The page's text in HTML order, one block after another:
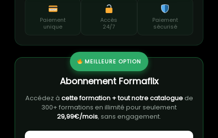
Paiement
unique
Accès
24/7
Paiement
sécurisé
MEILLEURE OPTION
Abonnement Formaflix
Accédez à cette formation + tout notre cataloguede
300+ formations en illimité pour seulement
29,99€/mois, sans engagement.